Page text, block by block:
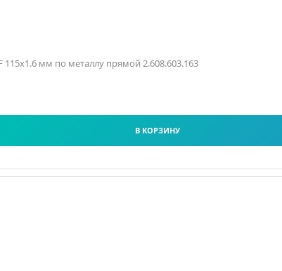
115х1.6 мм по металлу прямой 2.608.603.163
В КОРЗИНУ